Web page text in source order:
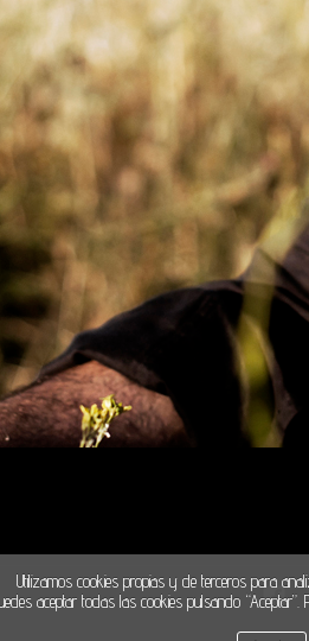
Utilizamos cookies propias y de terceros para
aceptar todas las cookies pulsando